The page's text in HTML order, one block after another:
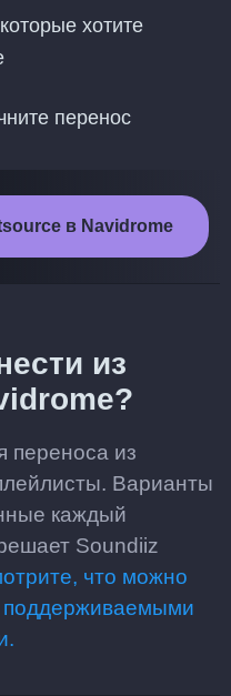
хотите
перенос
в Navidrome
из
переноса из
Варианты
каждый
Soundiiz
что можно
поддерживаемыми